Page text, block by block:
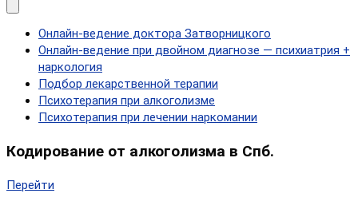
Онлайн-ведение доктора Затворницкого
Онлайн‑ведение при двойном диагнозе — психиатрия +
наркология
Подбор лекарственной терапии
Психотерапия при алкоголизме
Психотерапия при лечении наркомании
Кодирование от алкоголизма в Спб.
Перейти